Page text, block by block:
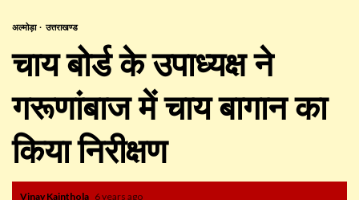
अल्मोड़ा उत्तराखण्ड
चाय बोर्ड के उपाध्यक्ष ने
गरूणांबाज में चाय बागान का
किया निरीक्षण
Vinay Kainthola 6 years ago